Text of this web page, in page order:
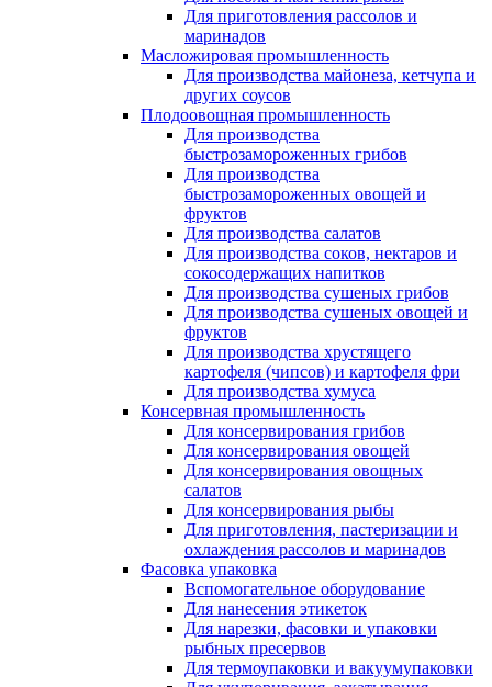
Для приготовления рассолов и
маринадов
Масложировая промышленность
Для производства майонеза, кетчупа и
других соусов
Плодоовощная промышленность
Для производства
быстрозамороженных грибов
Для производства
быстрозамороженных овощей и
фруктов
Для производства салатов
Для производства соков, нектаров и
сокосодержащих напитков
Для производства сушеных грибов
Для производства сушеных овощей и
фруктов
Для производства хрустящего
картофеля (чипсов) и картофеля фри
Для производства хумуса
Консервная промышленность
Для консервирования грибов
Для консервирования овощей
Для консервирования овощных
салатов
Для консервирования рыбы
Для приготовления, пастеризации и
охлаждения рассолов и маринадов
Фасовка упаковка
Вспомогательное оборудование
Для нанесения этикеток
Для нарезки, фасовки и упаковки
рыбных пресервов
Для термоупаковки и вакуумупаковки